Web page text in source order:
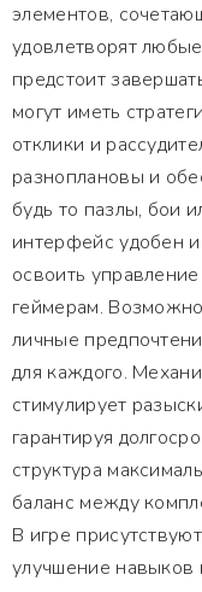
элементов,
удовлетворят
предстоит
могут иметь
отклики и
разноплановы и
будь то пазлы, бои
интерфейс удобен
освоить
геймерам.
личные
для каждого.
стимулирует
гарантируя
структура
баланс между
В игре
улучшение